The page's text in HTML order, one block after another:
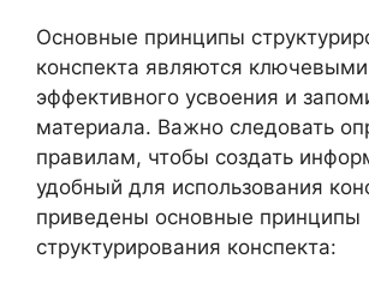
Основные принципы
конспекта являются
эффективного усвоения и
материала. Важно следовать
правилам, чтобы создать
удобный для использования
приведены основные принципы
структурирования конспекта: